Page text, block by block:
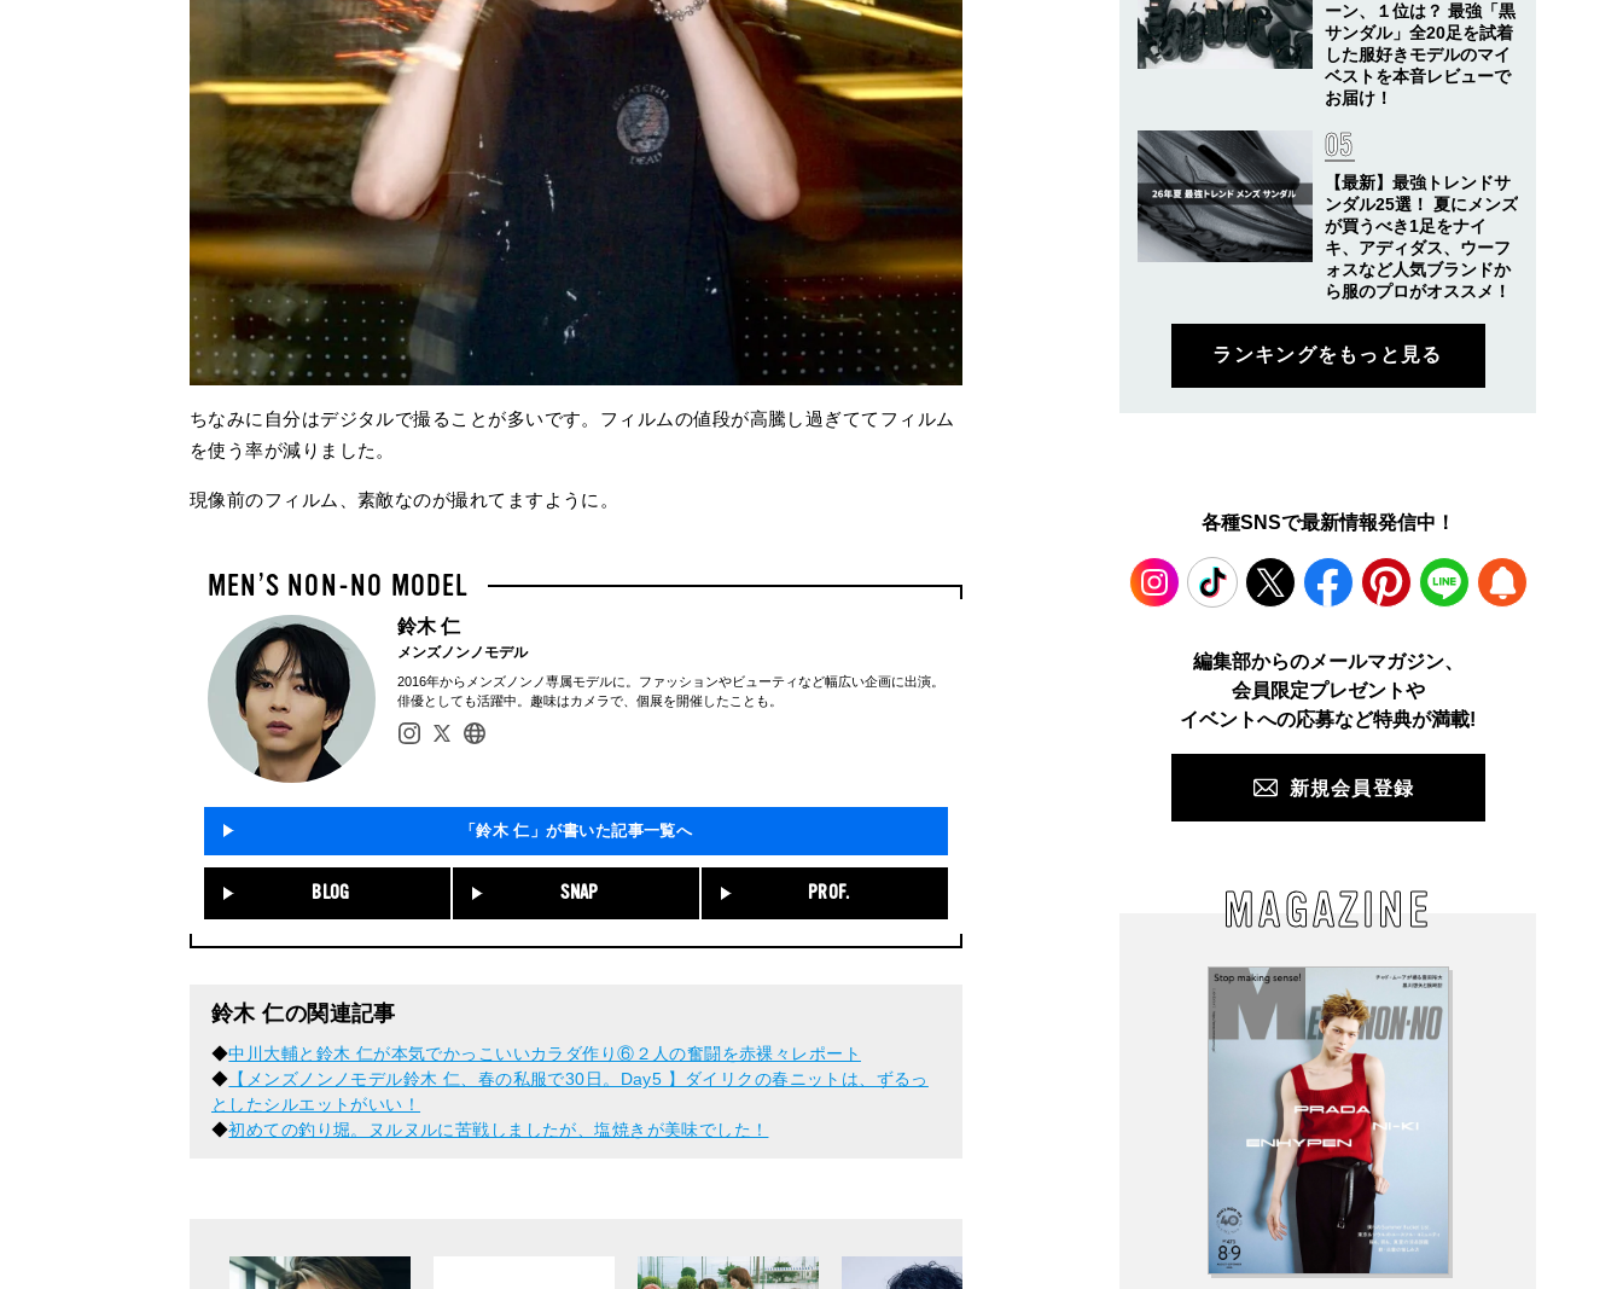
ちなみに自分はデジタルで撮ることが多いです。フィルムの値段が高騰し過ぎててフィルム
を使う率が減りました。
現像前のフィルム、素敵なのが撮れてますように。
鈴木 仁
メンズノンノモデル
2016年からメンズノンノ専属モデルに。ファッションやビューティなど幅広い企画に出演。
俳優としても活躍中。趣味はカメラで、個展を開催したことも。
「鈴木 仁」が書いた記事一覧へ
BLOG SNAP PROF.
鈴木 仁の関連記事
◆中川大輔と鈴木 仁が本気でかっこいいカラダ作り⑥２人の奮闘を赤裸々レポート
◆ 【メンズノンノモデル鈴木 仁、春の私服で30日。Day5 】ダイリクの春ニットは、ずるっ
としたシルエットがいい！
◆初めての釣り堀。ヌルヌルに苦戦しましたが、塩焼きが美味でした！
ーン、１位は？ 最強「黒
サンダル」全20足を試着
した服好きモデルのマイ
ベストを本音レビューで
お届け！
【最新】最強トレンドサ
ンダル25選！ 夏にメンズ
が買うべき1足をナイ
キ、アディダス、ウーフ
ォスなど人気ブランドか
ら服のプロがオススメ！
ランキングをもっと見る
各種SNSで最新情報発信中！
TikTok Facebook Pinterest LINE
編集部からのメールマガジン、
会員限定プレゼントや
イベントへの応募など特典が満載!
新規会員登録
MAGAZINE